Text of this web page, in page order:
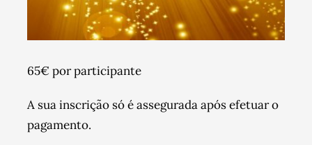
65€ por participante
A sua inscrição só é assegurada após efetuar o
pagamento.